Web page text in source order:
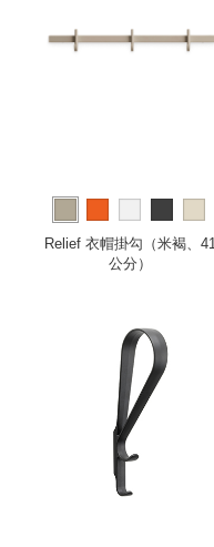
Relief 衣帽掛勾（米褐、41
公分）